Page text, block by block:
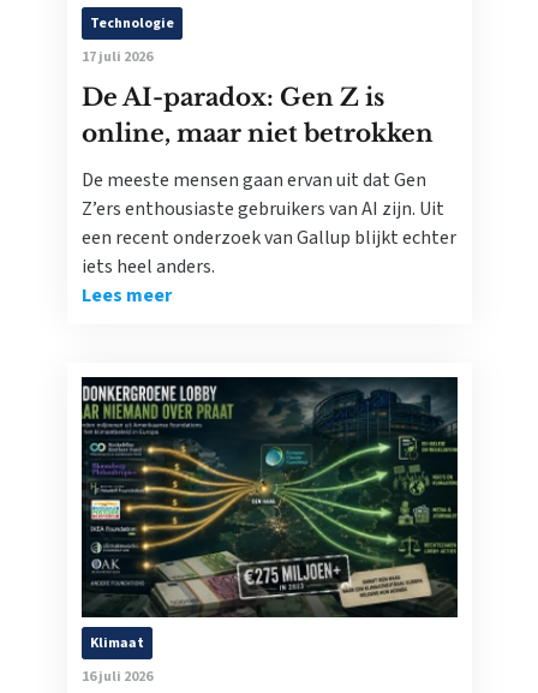
Technologie
17 juli 2026
De AI-paradox: Gen Z is
online, maar niet betrokken
De meeste mensen gaan ervan uit dat Gen
Z’ers enthousiaste gebruikers van AI zijn. Uit
een recent onderzoek van Gallup blijkt echter
iets heel anders.
Lees meer
Klimaat
16 juli 2026